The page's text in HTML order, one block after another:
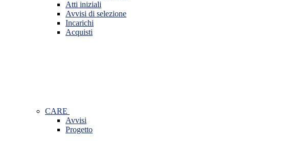
Atti iniziali
Avvisi di selezione
Incarichi
Acquisti
CARE
Avvisi
Progetto